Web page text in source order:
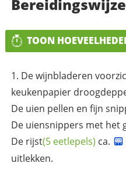
Bereidingswijze
TOON
De wijnbladeren
keukenpapier
De uien pellen en fijn
De uiensnippers met het
De rijst(5 eetlepels) ca.
uitlekken.